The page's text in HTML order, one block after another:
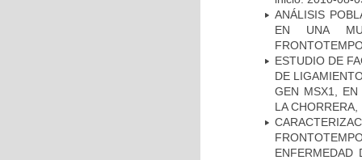
ANÁLISIS
EN UNA
ESTUDIO DE
DE
GEN MSX1, EN
LA
ENFERMEDAD